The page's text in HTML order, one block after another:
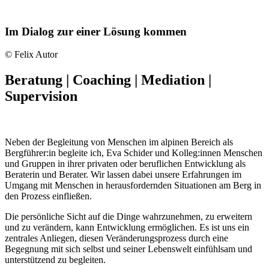
Im Dialog zur einer Lösung kommen
© Felix Autor
Beratung | Coaching | Mediation |
Supervision
Neben der Begleitung von Menschen im alpinen Bereich als
Bergführer:in begleite ich, Eva Schider und Kolleg:innen Menschen
und Gruppen in ihrer privaten oder beruflichen Entwicklung als
Beraterin und Berater. Wir lassen dabei unsere Erfahrungen im
Umgang mit Menschen in herausfordernden Situationen am Berg in
den Prozess einfließen.
Die persönliche Sicht auf die Dinge wahrzunehmen, zu erweitern
und zu verändern, kann Entwicklung ermöglichen. Es ist uns ein
zentrales Anliegen, diesen Veränderungsprozess durch eine
Begegnung mit sich selbst und seiner Lebenswelt einfühlsam und
unterstützend zu begleiten.